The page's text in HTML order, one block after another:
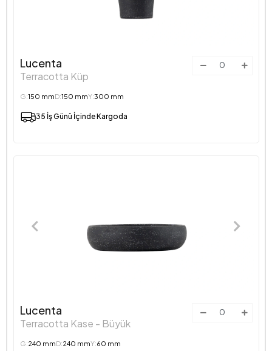
Lucenta
Terracotta Küp
G:150 mmD:150 mmY:300 mm
35 İş Günü İçinde Kargoda
Lucenta
Terracotta Kase - Büyük
G:240 mmD:240 mmY:60 mm